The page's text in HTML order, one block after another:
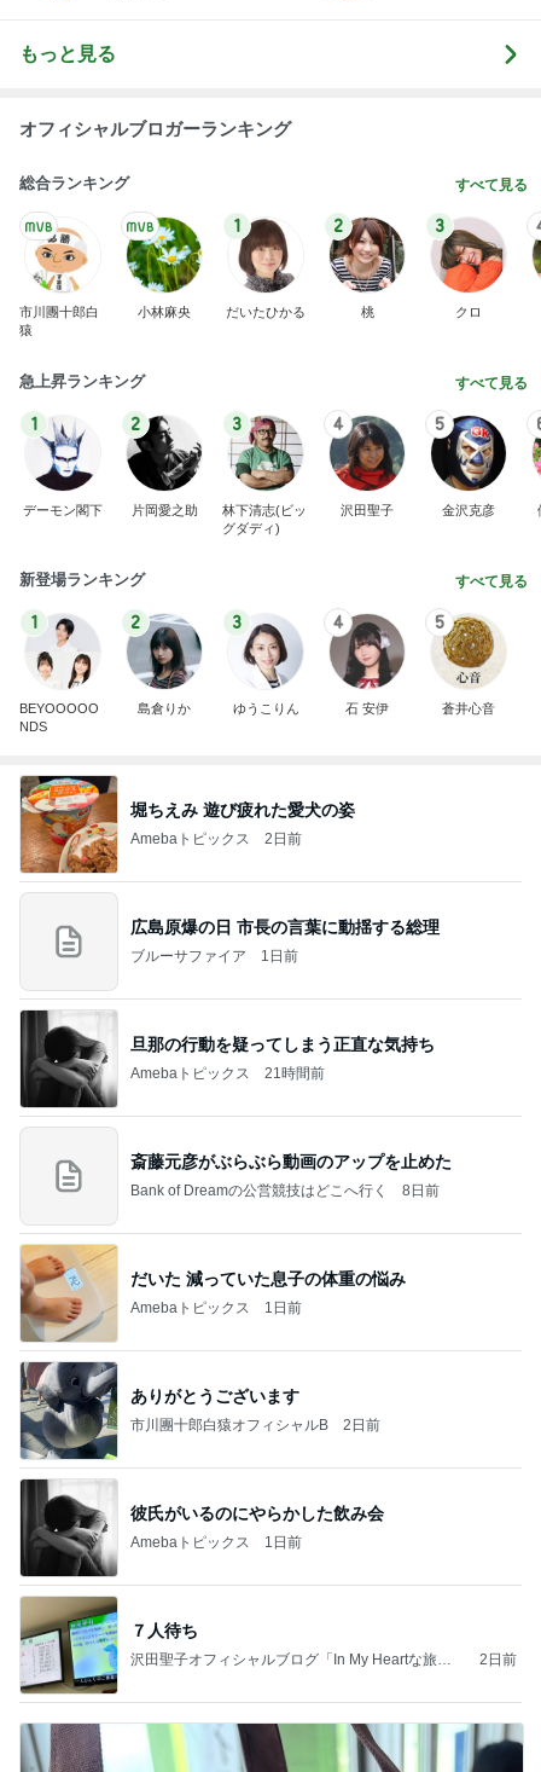
もっと見る
オフィシャルブロガーランキング
総合ランキング すべて見る
市川團十郎白
猿
小林麻央
1
だいたひかる
2
桃
3
クロ
急上昇ランキング すべて見る
1
デーモン閣下
2
片岡愛之助
3
林下清志(ビッ
グダディ)
4
沢田聖子
5
金沢克彦
新登場ランキング すべて見る
1
BEYOOOOO
NDS
2
島倉りか
3
ゆうこりん
4
石 安伊
5
蒼井心音
堀ちえみ 遊び疲れた愛犬の姿
Amebaトピックス 2日前
広島原爆の日 市長の言葉に動揺する総理
ブルーサファイア 1日前
旦那の行動を疑ってしまう正直な気持ち
Amebaトピックス 21時間前
斎藤元彦がぶらぶら動画のアップを止めた
Bank of Dreamの公営競技はどこへ行く 8日前
だいた 減っていた息子の体重の悩み
Amebaトピックス 1日前
ありがとうございます
市川團十郎白猿オフィシャルB 2日前
彼氏がいるのにやらかした飲み会
Amebaトピックス 1日前
７人待ち
沢田聖子オフィシャルブログ「In My Heartな旅日
2日前